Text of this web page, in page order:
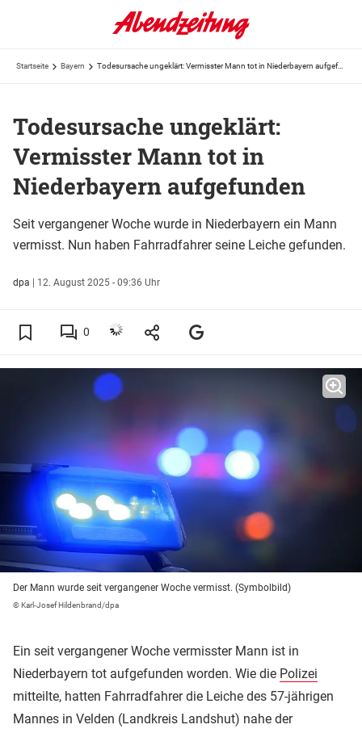
Startseite Bayern Todesursache ungeklärt: Vermisster Mann tot in Niederbayern aufgefunden
Todesursache ungeklärt:
Vermisster Mann tot in
Niederbayern aufgefunden
Seit vergangener Woche wurde in Niederbayern ein Mann
vermisst. Nun haben Fahrradfahrer seine Leiche gefunden.
dpa | 12. August 2025 - 09:36 Uhr
0
Der Mann wurde seit vergangener Woche vermisst. (Symbolbild)
© Karl-Josef Hildenbrand/dpa
Ein seit vergangener Woche vermisster Mann ist in
Niederbayern tot aufgefunden worden. Wie die Polizei
mitteilte, hatten Fahrradfahrer die Leiche des 57-jährigen
Mannes in Velden (Landkreis Landshut) nahe der